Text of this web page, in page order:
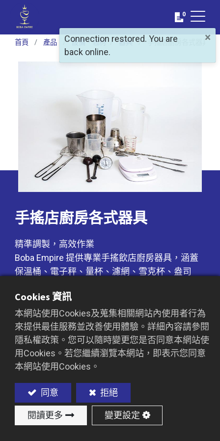
0
首頁 產品 設備、包材 器具 手搖店廚房各式器具
手搖店廚房各式器具
精準調製，高效作業
Boba Empire 提供專業手搖飲店廚房器具，涵蓋
保溫桶、電子秤、量杯、濾網、雪克杯、盎司
工具，確保每杯飲品的穩定品質與高效製作。我
們的器具選用耐用、易清潔的材質，符合食品安
全標準，幫助門市提升調製準確度與作業流暢
度。無論是標準化製作流程或創新飲品研發，
Boba Empire 提供完整的器具選擇，助力您的門
市打造專業高效的飲品製作環境。
加入詢價車
Cookies 資訊
本網站使用Cookies及蒐集相關網站內使用者行為
來提供最佳服務並改善使用體驗。詳細內容請參閱
隱私權政策。您可以隨時變更您是否同意本網站使
用Cookies。若您繼續瀏覽本網站，即表示您同意
本網站使用Cookies。
同意
拒絕
閱讀更多
變更設定
×
Connection restored. You are
back online.